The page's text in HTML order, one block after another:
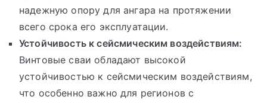
надежную опору для ангара на протяжении
всего срока его эксплуатации.
Устойчивость к сейсмическим воздействиям:
Винтовые сваи обладают высокой
устойчивостью к сейсмическим воздействиям,
что особенно важно для регионов с